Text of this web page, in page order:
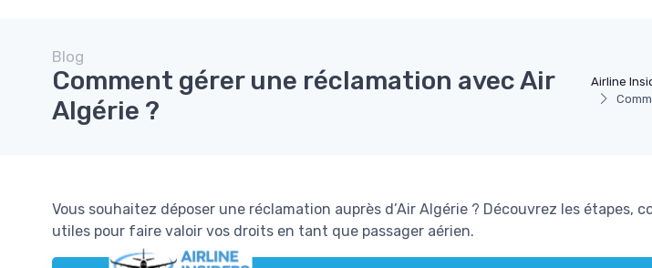
Airline
Blog
Comment gérer une réclamation avec Air
Algérie ?
Vous souhaitez déposer une réclamation auprès d’Air Algérie ? Découvrez les étapes,
utiles pour faire valoir vos droits en tant que passager aérien.